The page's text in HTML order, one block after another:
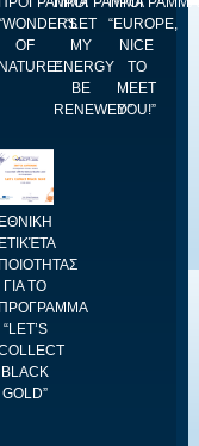
OF
NATURE”
“LET
MY
ENERGY
BE
RENEWED”
“EUROPE,
NICE
TO
MEET
YOU!”
ΕΘΝΙΚΗ
ΕΤΙΚΈΤΑ
ΠΟΙΟΤΗΤΑΣ
ΓΙΑ ΤΟ
ΠΡΟΓΡΑΜΜΑ
“LET’S
BLACK
GOLD”